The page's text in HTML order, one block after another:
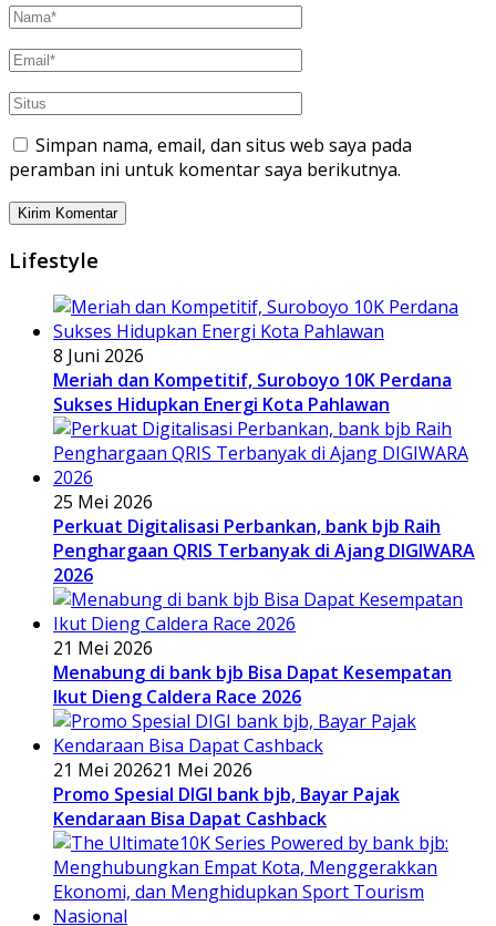
Simpan nama, email, dan situs web saya pada
peramban ini untuk komentar saya berikutnya.
Lifestyle
8 Juni 2026
Meriah dan Kompetitif, Suroboyo 10K Perdana
Sukses Hidupkan Energi Kota Pahlawan
25 Mei 2026
Perkuat Digitalisasi Perbankan, bank bjb Raih
Penghargaan QRIS Terbanyak di Ajang DIGIWARA
2026
21 Mei 2026
Menabung di bank bjb Bisa Dapat Kesempatan
Ikut Dieng Caldera Race 2026
21 Mei 202621 Mei 2026
Promo Spesial DIGI bank bjb, Bayar Pajak
Kendaraan Bisa Dapat Cashback